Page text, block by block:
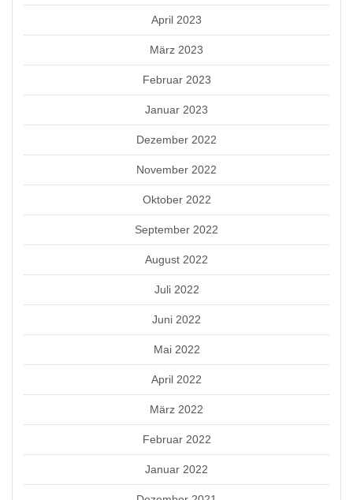
April 2023
März 2023
Februar 2023
Januar 2023
Dezember 2022
November 2022
Oktober 2022
September 2022
August 2022
Juli 2022
Juni 2022
Mai 2022
April 2022
März 2022
Februar 2022
Januar 2022